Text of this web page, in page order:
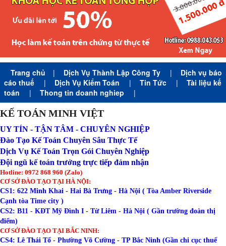
Trang chủ | Dịch Vụ Thành Lập Công Ty |
Dịch vụ báo
cáo thuế
| Dịch Vụ Kiểm Toán | Tin Tức |
Tài liệu kế
toán
| Thong tin doanh nghiep |
KẾ TOÁN MINH VIỆT
UY TÍN - TẬN TÂM - CHUYÊN NGHIỆP
Đào Tạo Kế Toán Chuyên Sâu Thực Tế
Dịch Vụ Kế Toán Trọn Gói Chuyên Nghiệp
Đội ngũ kế toán trưởng trực tiếp đảm nhận
Hotline: 0972 868 960 (Zalo)
CƠ SỞ ĐÀO TẠO TẠI HÀ NỘI:
CS1: 622 Minh Khai - Hai Bà Trưng - Hà Nội ( Tòa Amber Riverside
Cạnh tòa Time city )
CS2: B11 - KĐT Mỹ Đình I - Từ Liêm - Hà Nội ( Gần trường đoàn thị
điểm)
CƠ SỞ ĐÀO TẠO TẠI BẮC NINH:
CS4: Lê Thái Tổ - Phường Võ Cường - TP Bắc Ninh (Gần chi cục thuế